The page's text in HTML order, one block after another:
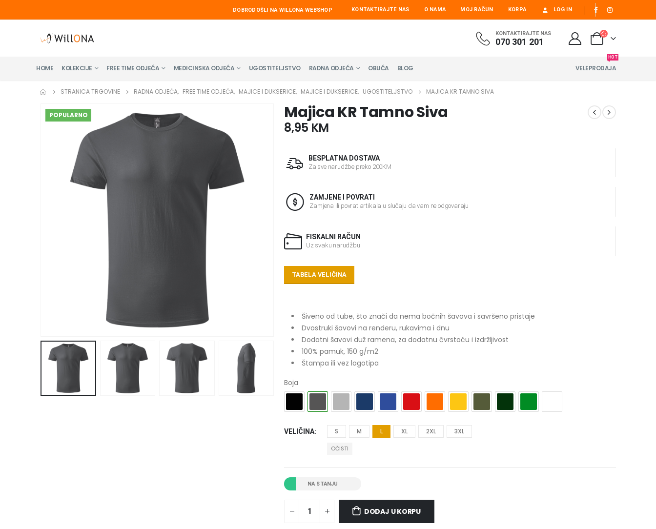
DOBRODOŠLI NA WILLONA WEBSHOP KONTAKTIRAJTE NAS O NAMA MOJ RAČUN KORPA LOG IN
KONTAKTIRAJTE NAS
070 301 201
HOME KOLEKCIJE FREE TIME ODJEĆA MEDICINSKA ODJEĆA UGOSTITELJSTVO RADNA ODJEĆA OBUĆA BLOG VELEPRODAJA
HOT
STRANICA TRGOVINE RADNA ODJEĆA, FREE TIME ODJEĆA, MAJICE I DUKSERICE, MAJICE I DUKSERICE, UGOSTITELJSTVO MAJICA KR TAMNO SIVA
POPULARNO Majica KR Tamno Siva
8,95 KM
BESPLATNA DOSTAVA
Za sve narudžbe preko 200KM
ZAMJENE I POVRATI
Zamjena ili povrat artikala u slučaju da vam ne odgovaraju
FISKALNI RAČUN
Uz svaku narudžbu
TABELA VELIČINA
Šiveno od tube, što znači da nema bočnih šavova i savršeno pristaje
Dvostruki šavovi na renderu, rukavima i dnu
Dodatni šavovi duž ramena, za dodatnu čvrstoću i izdržljivost
100% pamuk, 150 g/m2
Štampa ili vez logotipa
Boja
VELIČINA S M L XL 2XL 3XL
OČISTI
NA STANJU
DODAJ U KORPU